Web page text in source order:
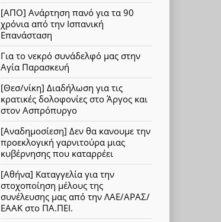
[ΑΠΟ] Ανάρτηση πανό για τα 90
χρόνια από την Ισπανική
Επανάσταση
Για το νεκρό συνάδελφό μας στην
Αγία Παρασκευή
[Θεσ/νίκη] Διαδήλωση για τις
κρατικές δολοφονίες στο Άργος και
στον Ασπρόπυργο
[Αναδημοσίεση] Δεν θα κανουμε την
προεκλογική γαρνιτούρα μιας
κυβέρνησης που καταρρέει
[Αθήνα] Καταγγελία για την
στοχοποίηση μέλους της
συνέλευσης μας από την ΛΑΕ/ΑΡΑΣ/
ΕΑΑΚ στο ΠΑ.ΠΕΙ.